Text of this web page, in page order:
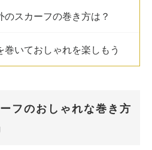
スカーフの巻き方は？
いておしゃれを楽しもう
フのおしゃれな巻き方